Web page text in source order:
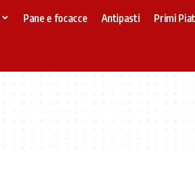
Pane e focacce Antipasti Primi